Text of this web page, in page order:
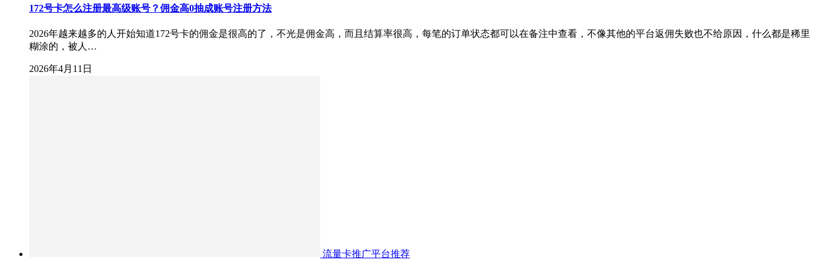
172号卡怎么注册最高级账号？佣金高0抽成账号注册方法
2026年越来越多的人开始知道172号卡的佣金是很高的了，不光是佣金高，而且结算率很高，每笔的订单状态都可以在备注中查看，不像其他的平台返佣失败也不给原因，什么都是稀里
糊涂的，被人…
2026年4月11日
流量卡推广平台推荐